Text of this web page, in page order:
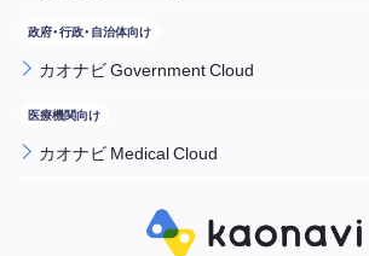
カオナビ Government Cloud
カオナビ Medical Cloud